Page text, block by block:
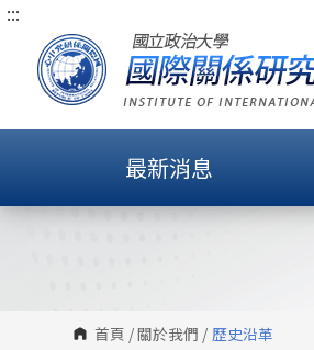
跳
內
塊
:::
最新消息
首頁 /關於我們 / 歷史沿革